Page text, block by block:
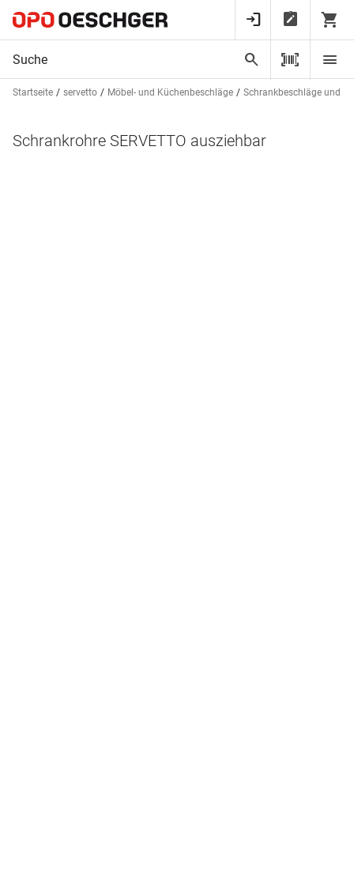
Startseite servetto Möbel- und Küchenbeschläge Schrankbeschläge und -
Schrankrohre SERVETTO ausziehbar